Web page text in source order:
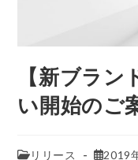
【新ブラ
い開始のご
リリース 2019